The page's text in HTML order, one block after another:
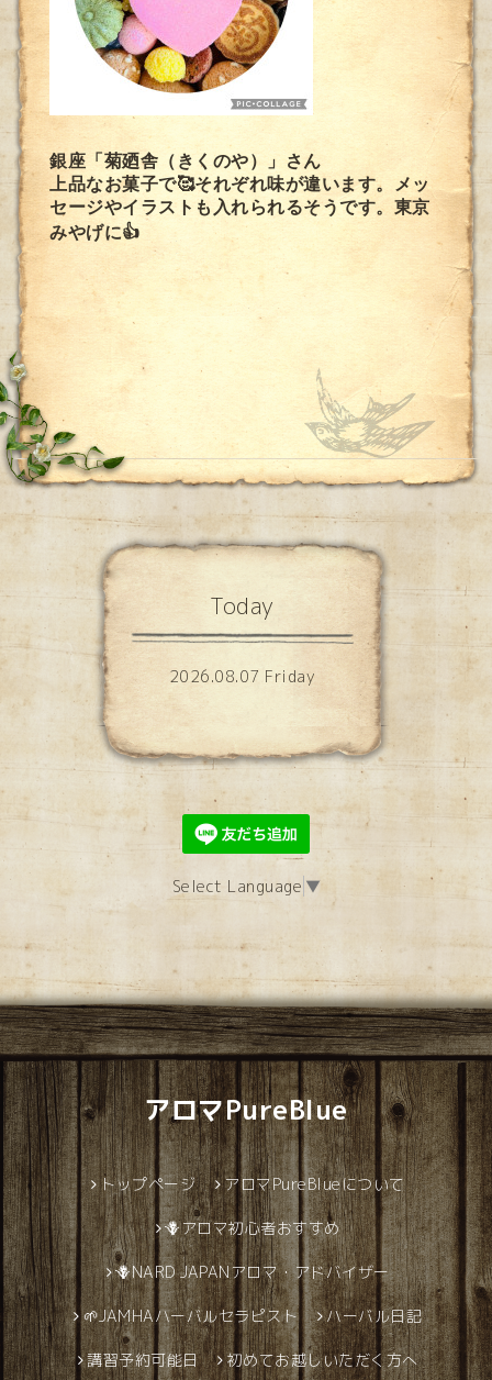
銀座「菊廼舎（きくのや）」さん
上品なお菓子で🥰それぞれ味が違います。メッ
セージやイラストも入れられるそうです。東京
みやげに👍
Today
2026.08.07 Friday
Select Language ▼
アロマPureBlue
トップページ アロマPureBlueについて
🪻アロマ初心者おすすめ
🪻NARD JAPANアロマ・アドバイザー
🌱JAMHAハーバルセラピスト ハーバル日記
講習予約可能日 初めてお越しいただく方へ